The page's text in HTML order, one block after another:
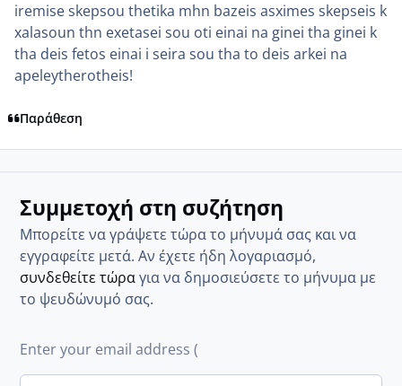
iremise skepsou thetika mhn bazeis asximes skepseis k
xalasoun thn exetasei sou oti einai na ginei tha ginei k
tha deis fetos einai i seira sou tha to deis arkei na
apeleytherotheis!
Παράθεση
Συμμετοχή στη συζήτηση
Μπορείτε να γράψετε τώρα το μήνυμά σας και να
εγγραφείτε μετά. Αν έχετε ήδη λογαριασμό,
συνδεθείτε τώραγια να δημοσιεύσετε το μήνυμα με
το ψευδώνυμό σας.